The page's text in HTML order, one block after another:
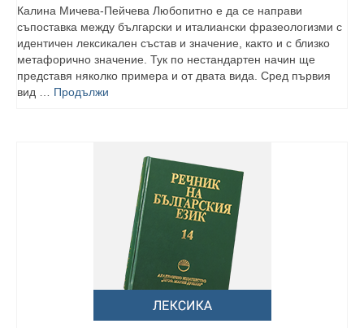
Калина Мичева-Пейчева Любопитно е да се направи
съпоставка между български и италиански фразеологизми с
идентичен лексикален състав и значение, както и с близко
метафорично значение. Тук по нестандартен начин ще
представя няколко примера и от двата вида. Сред първия
вид … Продължи